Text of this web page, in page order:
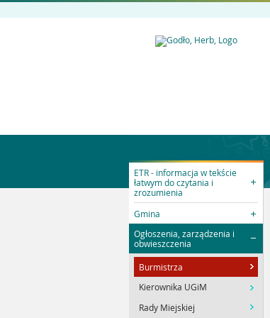
ETR - informacja w tekście
łatwym do czytania i
zrozumienia
Gmina
Ogłoszenia, zarządzenia i
obwieszczenia
Burmistrza
Kierownika UGiM
Rady Miejskiej